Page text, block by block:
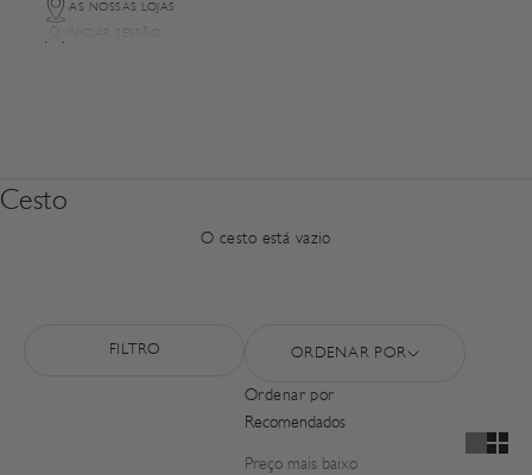
AS NOSSAS LOJAS
INICIAR SESSÃO
Cesto
O cesto está vazio
FILTRO ORDENAR POR
Ordenar por
Recomendados
Preço mais baixo